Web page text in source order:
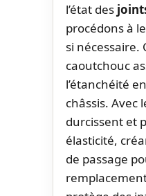
l’état des
procédons à
si nécessaire.
caoutchouc
l’étanchéité
châssis. Avec
durcissent et
élasticité,
de passage